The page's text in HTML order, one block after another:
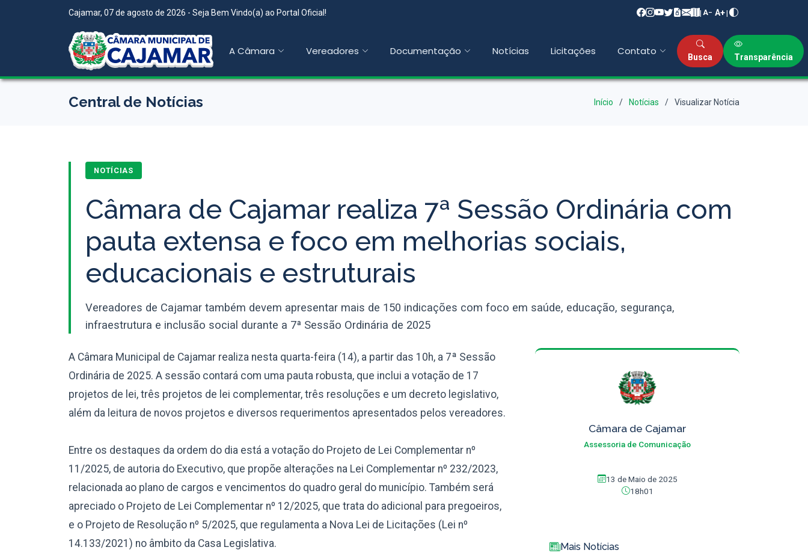
Cajamar, 07 de agosto de 2026 - Seja Bem Vindo(a) ao Portal Oficial! | A− A+|
A Câmara Vereadores Documentação Notícias Licitações Contato Busca Transparência
Central de Notícias Início Notícias Visualizar Notícia
NOTÍCIAS
Câmara de Cajamar realiza 7ª Sessão Ordinária com
pauta extensa e foco em melhorias sociais,
educacionais e estruturais
Vereadores de Cajamar também devem apresentar mais de 150 indicações com foco em saúde, educação, segurança,
infraestrutura e inclusão social durante a 7ª Sessão Ordinária de 2025
A Câmara Municipal de Cajamar realiza nesta quarta-feira (14), a partir das 10h, a 7ª Sessão
Ordinária de 2025. A sessão contará com uma pauta robusta, que inclui a votação de 17
projetos de lei, três projetos de lei complementar, três resoluções e um decreto legislativo,
além da leitura de novos projetos e diversos requerimentos apresentados pelos vereadores.
Entre os destaques da ordem do dia está a votação do Projeto de Lei Complementar nº
11/2025, de autoria do Executivo, que propõe alterações na Lei Complementar nº 232/2023,
relacionada ao plano de cargos e vencimentos do quadro geral do município. Também será
apreciado o Projeto de Lei Complementar nº 12/2025, que trata do adicional para pregoeiros,
e o Projeto de Resolução nº 5/2025, que regulamenta a Nova Lei de Licitações (Lei nº
14.133/2021) no âmbito da Casa Legislativa.
Câmara de Cajamar
Assessoria de Comunicação
13 de Maio de 2025
18h01
Mais Notícias